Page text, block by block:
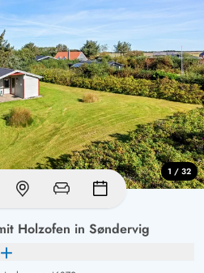
Holzofen in Søndervig
1 / 32